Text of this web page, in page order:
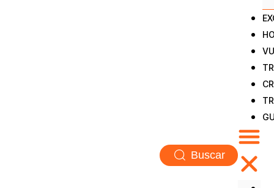
Buscar